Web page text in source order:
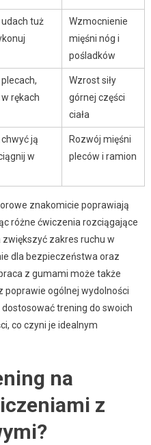
tuż
Wzmocnienie
mięśni nóg i
pośladków
rękach
Wzrost siły
górnej części
ciała
ją
w
Rozwój mięśni
pleców i ramion
znakomicie poprawiają
różne ćwiczenia rozciągające
zakres ruchu w
dla bezpieczeństwa oraz
z gumami może także
poprawie ogólnej wydolności
trening do swoich
co czyni je idealnym
na
z